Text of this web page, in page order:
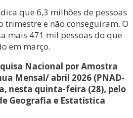
que 6,3 milhões de pessoas
trimestre e não conseguiram. O
mais 471 mil pessoas do que
em março.
Nacional por Amostra
Mensal/ abril 2026 (PNAD-
nesta quinta-feira (28), pelo
Geografia e Estatística